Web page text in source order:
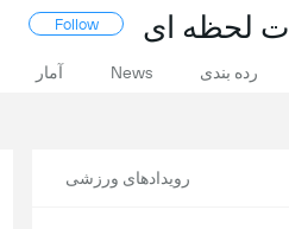
Follow
رده بندی News آمار
رویدادهای ورزشی